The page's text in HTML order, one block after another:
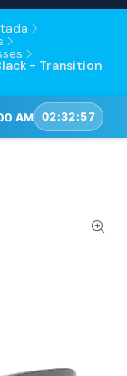
- Transition
AM 02:32:57